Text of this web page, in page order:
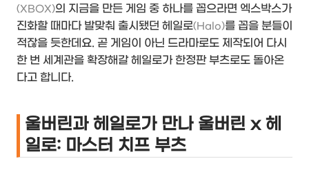
(XBOX)의 지금을 만든 게임 중 하나를 꼽으라면 엑스박스가
진화할 때마다 발맞춰 출시됐던 헤일로(Halo)를 꼽을 분들이
적잖을 듯한데요. 곧 게임이 아닌 드라마로도 제작되어 다시
한 번 세계관을 확장해갈 헤일로가 한정판 부츠로도 돌아온
다고 합니다.
울버린과 헤일로가 만나 울버린 x 헤
일로: 마스터 치프 부츠